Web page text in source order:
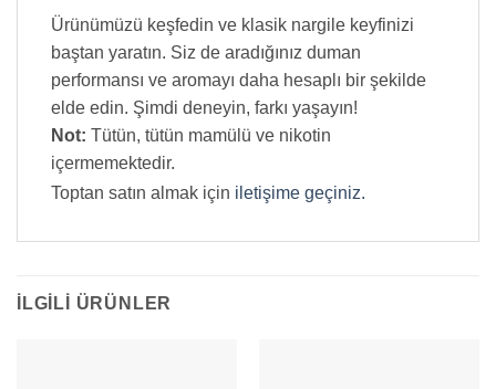
Ürünümüzü keşfedin ve klasik nargile keyfinizi
baştan yaratın. Siz de aradığınız duman
performansı ve aromayı daha hesaplı bir şekilde
elde edin. Şimdi deneyin, farkı yaşayın!
Not: Tütün, tütün mamülü ve nikotin
içermemektedir.
Toptan satın almak için iletişime geçiniz.
İLGILI ÜRÜNLER